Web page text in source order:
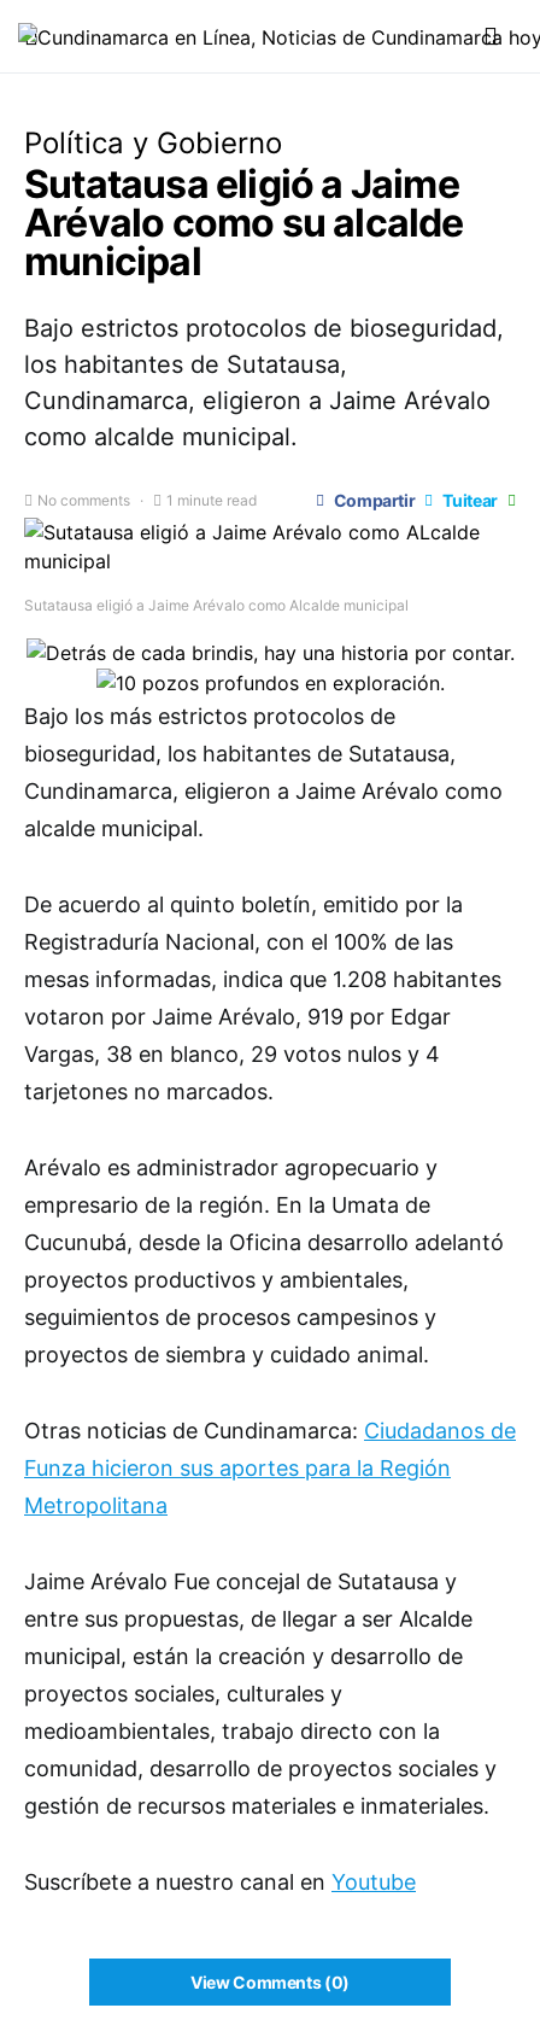
Política y Gobierno
Sutatausa eligió a Jaime
Arévalo como su alcalde
municipal
Bajo estrictos protocolos de bioseguridad,
los habitantes de Sutatausa,
Cundinamarca, eligieron a Jaime Arévalo
como alcalde municipal.
No comments 1 minute read Compartir Tuitear
Sutatausa eligió a Jaime Arévalo como Alcalde municipal
Bajo los más estrictos protocolos de
bioseguridad, los habitantes de Sutatausa,
Cundinamarca, eligieron a Jaime Arévalo como
alcalde municipal.
De acuerdo al quinto boletín, emitido por la
Registraduría Nacional, con el 100% de las
mesas informadas, indica que 1.208 habitantes
votaron por Jaime Arévalo, 919 por Edgar
Vargas, 38 en blanco, 29 votos nulos y 4
tarjetones no marcados.
Arévalo es administrador agropecuario y
empresario de la región. En la Umata de
Cucunubá, desde la Oficina desarrollo adelantó
proyectos productivos y ambientales,
seguimientos de procesos campesinos y
proyectos de siembra y cuidado animal.
Otras noticias de Cundinamarca: Ciudadanos de
Funza hicieron sus aportes para la Región
Metropolitana
Jaime Arévalo Fue concejal de Sutatausa y
entre sus propuestas, de llegar a ser Alcalde
municipal, están la creación y desarrollo de
proyectos sociales, culturales y
medioambientales, trabajo directo con la
comunidad, desarrollo de proyectos sociales y
gestión de recursos materiales e inmateriales.
Suscríbete a nuestro canal en Youtube
View Comments (0)